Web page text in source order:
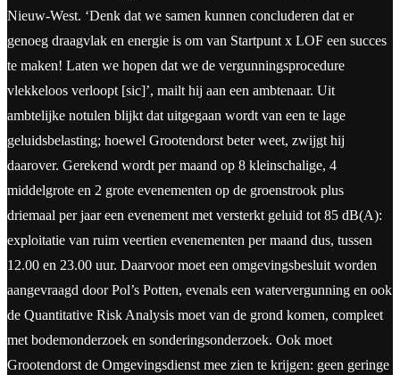
Nieuw-West. ‘Denk dat we samen kunnen concluderen dat er
genoeg draagvlak en energie is om van Startpunt x LOF een succes
te maken! Laten we hopen dat we de vergunningsprocedure
vlekkeloos verloopt [sic]’, mailt hij aan een ambtenaar. Uit
ambtelijke notulen blijkt dat uitgegaan wordt van een te lage
geluidsbelasting; hoewel Grootendorst beter weet, zwijgt hij
daarover. Gerekend wordt per maand op 8 kleinschalige, 4
middelgrote en 2 grote evenementen op de groenstrook plus
driemaal per jaar een evenement met versterkt geluid tot 85 dB(A):
exploitatie van ruim veertien evenementen per maand dus, tussen
12.00 en 23.00 uur. Daarvoor moet een omgevingsbesluit worden
aangevraagd door Pol’s Potten, evenals een watervergunning en ook
de Quantitative Risk Analysis moet van de grond komen, compleet
met bodemonderzoek en sonderingsonderzoek. Ook moet
Grootendorst de Omgevingsdienst mee zien te krijgen: geen geringe